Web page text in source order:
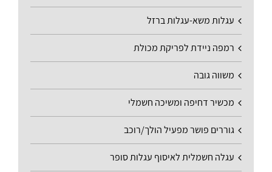
עגלות משא-עגלות ברזל
רמפה ניידת לפריקת מכולת
משווה גובה
מכשיר דחיפה ומשיכה חשמלי
גוררים פושר מפעיל הולך/רוכב
עגלה חשמלית לאיסוף עגלות סופר